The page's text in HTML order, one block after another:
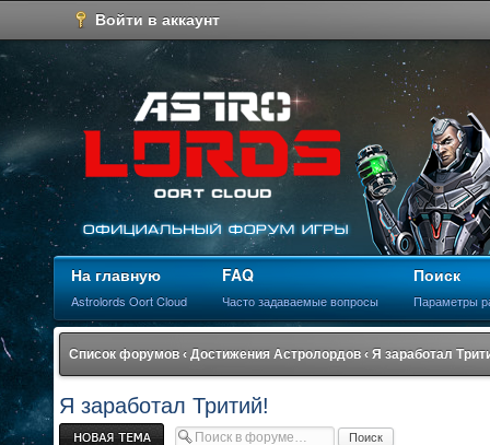
Войти в аккаунт
На главную
Astrolords Oort Cloud
FAQ
Часто задаваемые вопросы
Поиск
Параметры
Список форумов ‹ Достижения Астролордов ‹ Я заработал
Я заработал Тритий!
Новая тема